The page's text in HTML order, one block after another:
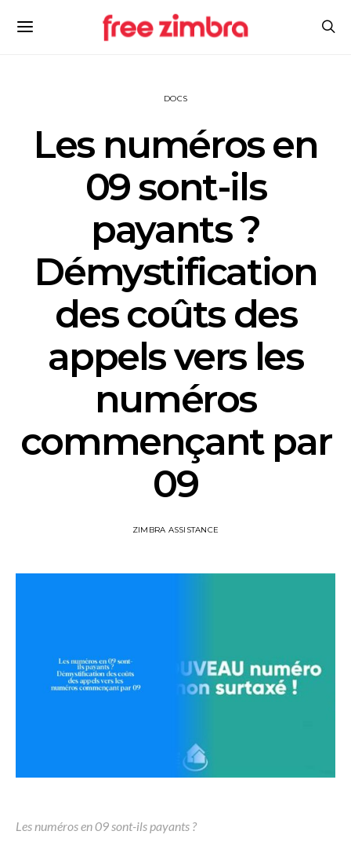
DOCS
Les numéros en
09 sont-ils
payants ?
Démystification
des coûts des
appels vers les
numéros
commençant par
09
ZIMBRA ASSISTANCE
Les numéros en 09 sont-ils payants ?